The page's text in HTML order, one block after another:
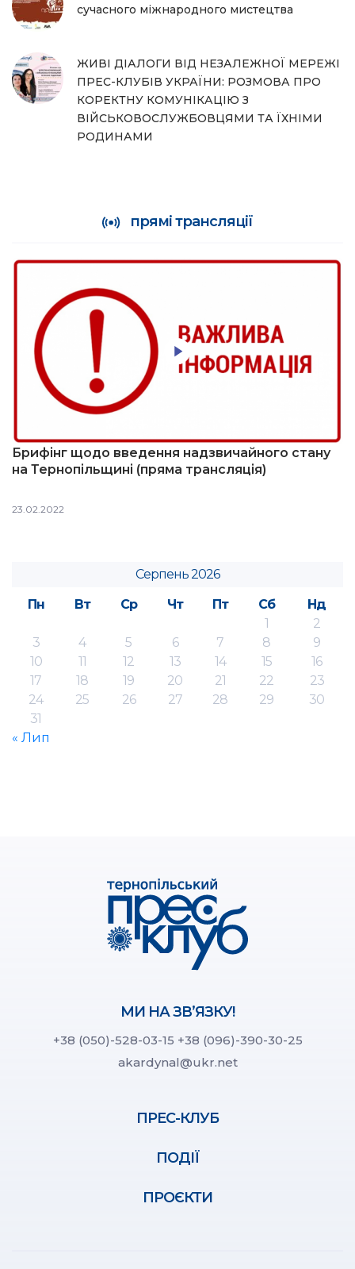
сучасного міжнародного мистецтва
ЖИВІ ДІАЛОГИ ВІД НЕЗАЛЕЖНОЇ МЕРЕЖІ
ПРЕС-КЛУБІВ УКРАЇНИ: РОЗМОВА ПРО
КОРЕКТНУ КОМУНІКАЦІЮ З
ВІЙСЬКОВОСЛУЖБОВЦЯМИ ТА ЇХНІМИ
РОДИНАМИ
прямі трансляції
Брифінг щодо введення надзвичайного стану
на Тернопільщині (пряма трансляція)
23.02.2022
Серпень 2026
Пн
Вт Ср Чт Пт Сб
Нд
1
2
3
4 5 6 7 8
9
10
11 12 13 14 15
16
17
18 19 20 21 22
23
24
25 26 27 28 29
30
31
« Лип
МИ НА ЗВ’ЯЗКУ!
+38 (050)-528-03-15 +38 (096)-390-30-25
akardynal@ukr.net
ПРЕС-КЛУБ
ПОДІЇ
ПРОЄКТИ